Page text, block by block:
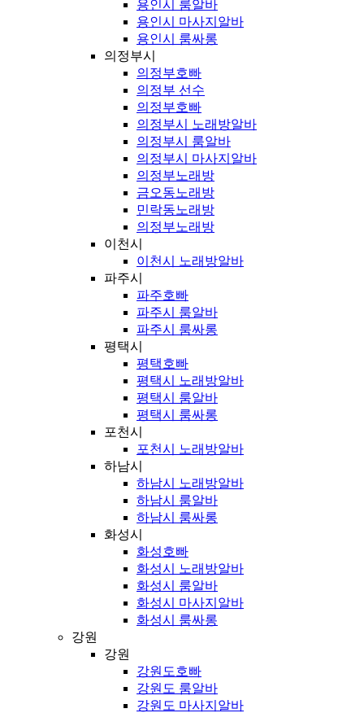
용인시 룸알바
용인시 마사지알바
용인시 룸싸롱
의정부시
의정부호빠
의정부 선수
의정부호빠
의정부시 노래방알바
의정부시 룸알바
의정부시 마사지알바
의정부노래방
금오동노래방
민락동노래방
의정부노래방
이천시
이천시 노래방알바
파주시
파주호빠
파주시 룸알바
파주시 룸싸롱
평택시
평택호빠
평택시 노래방알바
평택시 룸알바
평택시 룸싸롱
포천시
포천시 노래방알바
하남시
하남시 노래방알바
하남시 룸알바
하남시 룸싸롱
화성시
화성호빠
화성시 노래방알바
화성시 룸알바
화성시 마사지알바
화성시 룸싸롱
강원
강원
강원도호빠
강원도 룸알바
강원도 마사지알바